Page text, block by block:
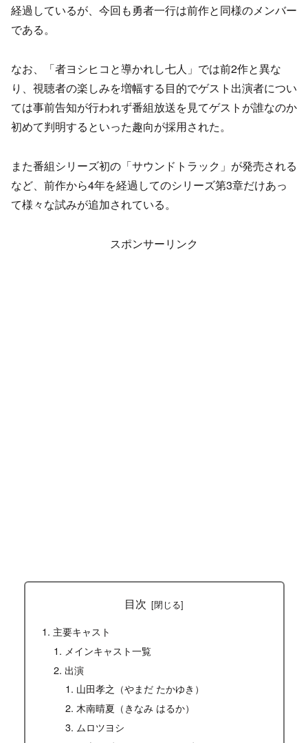
経過しているが、今回も勇者一行は前作と同様のメンバー
である。
なお、「者ヨシヒコと導かれし七人」では前2作と異な
り、視聴者の楽しみを増幅する目的でゲスト出演者につい
ては事前告知が行われず番組放送を見てゲストが誰なのか
初めて判明するといった趣向が採用された。
また番組シリーズ初の「サウンドトラック」が発売される
など、前作から4年を経過してのシリーズ第3章だけあっ
て様々な試みが追加されている。
スポンサーリンク
目次
主要キャスト
メインキャスト一覧
出演
山田孝之（やまだ たかゆき）
木南晴夏（きなみ はるか）
ムロツヨシ